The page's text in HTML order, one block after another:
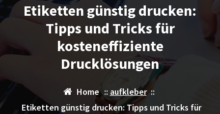
Etiketten günstig drucken:
Tipps und Tricks für
kosteneffiziente
Drucklösungen
Home :: aufkleber::
Etiketten günstig drucken: Tipps und Tricks für